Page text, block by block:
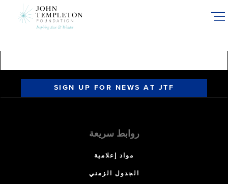
SIGN UP FOR NEWS AT JTF
روابط سريعة
مواد إعلامية
الجدول الزمني